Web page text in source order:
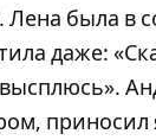
Лена была в
даже:
приносил